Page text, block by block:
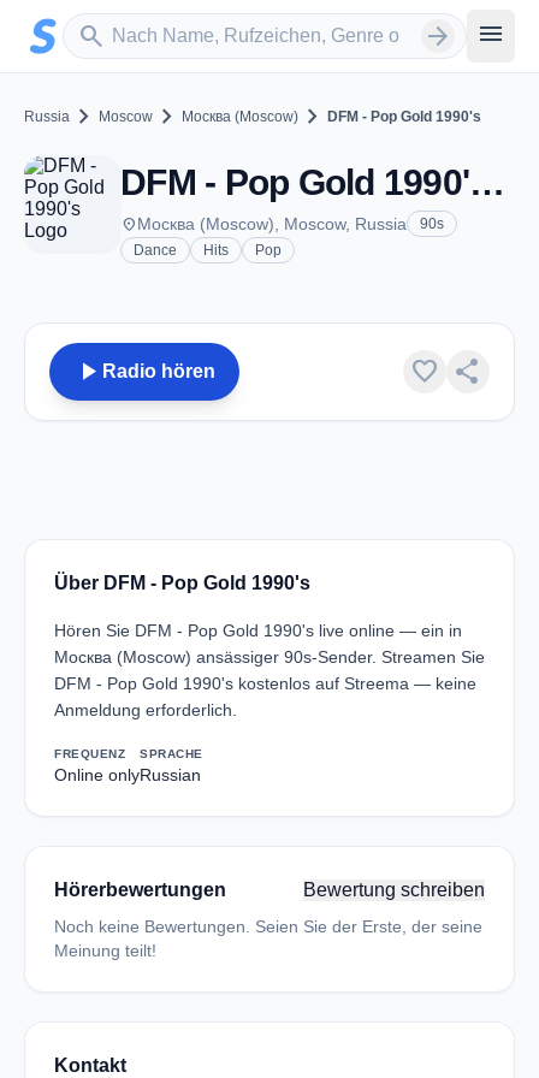
Zum Hauptinhalt springen
search
Sender suchen arrow_forward menu
Russia chevron_right Moscow chevron_right Москва (Moscow) chevron_right DFM - Pop Gold 1990's
DFM - Pop Gold 1990's - Москва (Moscow)
placeМосква (Moscow), Moscow, Russia
90s
Dance
Hits Pop
play_arrow Radio hören favorite share
Über DFM - Pop Gold 1990's
Hören Sie DFM - Pop Gold 1990's live online — ein in
Москва (Moscow) ansässiger 90s-Sender. Streamen Sie
DFM - Pop Gold 1990's kostenlos auf Streema — keine
Anmeldung erforderlich.
FREQUENZ
Online only
SPRACHE
Russian
Hörerbewertungen Bewertung schreiben
Noch keine Bewertungen. Seien Sie der Erste, der seine
Meinung teilt!
Kontakt